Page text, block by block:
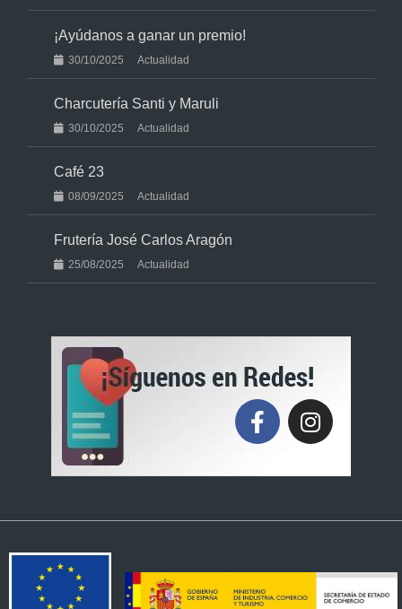
¡Ayúdanos a ganar un premio!
30/10/2025 Actualidad
Charcutería Santi y Maruli
30/10/2025 Actualidad
Café 23
08/09/2025 Actualidad
Frutería José Carlos Aragón
25/08/2025 Actualidad
F
c
e
b
o
o
-
I
n
s
t
a
g
r
m